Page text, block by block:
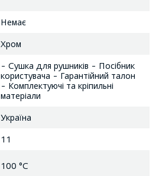
Немає
Хром
- Сушка для рушників - Посібник
користувача - Гарантійний талон
- Комплектуючі та кріпильні
матеріали
Україна
11
100 °C